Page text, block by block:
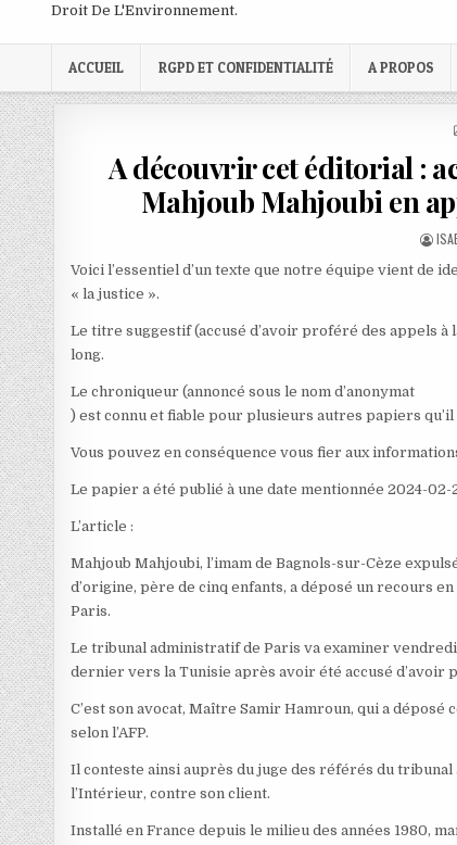
Droit De L'Environnement.
ACCUEIL RGPD ET CONFIDENTIALITÉ A PROPOS
A découvrir cet éditorial :
Mahjoub Mahjoubi en
Voici l’essentiel d’un texte que notre équipe vient de
« la justice ».
Le titre suggestif (accusé d’avoir proféré des appels
long.
Le chroniqueur (annoncé sous le nom d’anonymat
) est connu et fiable pour plusieurs autres papiers
Vous pouvez en conséquence vous fier aux
Le papier a été publié à une date mentionnée 2024-02-
L’article :
Mahjoub Mahjoubi, l’imam de Bagnols-sur-Cèze
d’origine, père de cinq enfants, a déposé un recours
Paris.
Le tribunal administratif de Paris va examiner
dernier vers la Tunisie après avoir été accusé d’avoir
C’est son avocat, Maître Samir Hamroun, qui a
selon l’AFP.
Il conteste ainsi auprès du juge des référés du
l’Intérieur, contre son client.
Installé en France depuis le milieu des années 1980,